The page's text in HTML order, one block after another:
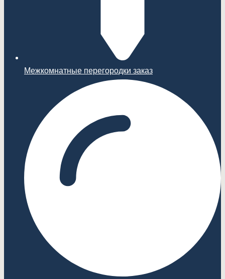
Межкомнатные перегородки заказ